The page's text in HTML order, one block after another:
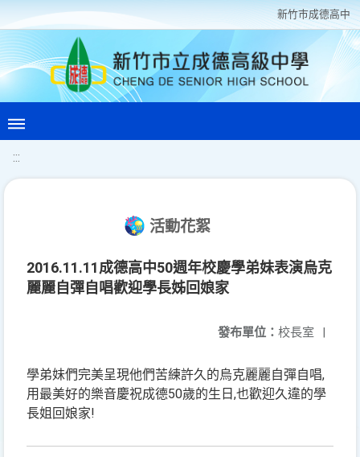
新竹巿成德高中
:::
活動花絮
2016.11.11成德高中50週年校慶學弟妹表演烏克
麗麗自彈自唱歡迎學長姊回娘家
發布單位： 校長室 |
學弟妹們完美呈現他們苦練許久的烏克麗麗自彈自唱,
用最美好的樂音慶祝成德50歲的生日,也歡迎久違的學
長姐回娘家!